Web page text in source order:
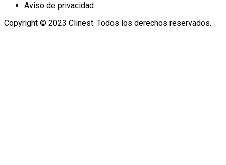
Aviso de privacidad
Copyright © 2023 Clinest. Todos los derechos reservados.